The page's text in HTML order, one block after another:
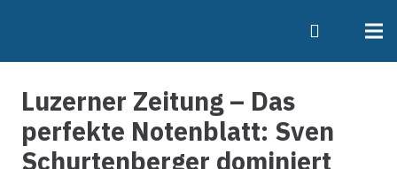
Luzerner Zeitung – Das
perfekte Notenblatt: Sven
Schurtenberger dominiert